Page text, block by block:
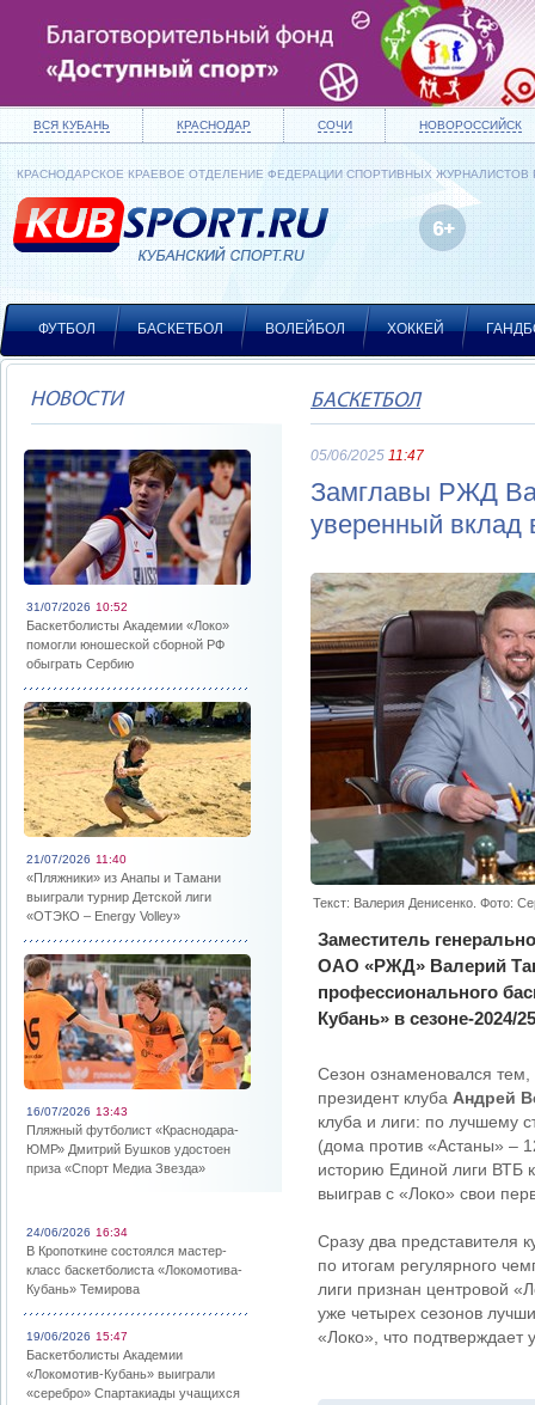
ВСЯ КУБАНЬ КРАСНОДАР СОЧИ НОВОРОССИЙСК
КРАСНОДАРСКОЕ КРАЕВОЕ ОТДЕЛЕНИЕ ФЕДЕРАЦИИ СПОРТИВНЫХ ЖУРНАЛИСТОВ
ФУТБОЛ БАСКЕТБОЛ ВОЛЕЙБОЛ ХОККЕЙ
НОВОСТИ
31/07/2026 10:52
Баскетболисты Академии «Локо»
помогли юношеской сборной РФ
обыграть Сербию
21/07/2026 11:40
«Пляжники» из Анапы и Тамани
выиграли турнир Детской лиги
«ОТЭКО – Energy Volley»
16/07/2026 13:43
Пляжный футболист «Краснодара-
ЮМР» Дмитрий Бушков удостоен
приза «Спорт Медиа Звезда»
24/06/2026 16:34
В Кропоткине состоялся мастер-
класс баскетболиста «Локомотива-
Кубань» Темирова
19/06/2026 15:47
Баскетболисты Академии
«Локомотив-Кубань» выиграли
«серебро» Спартакиады учащихся
БАСКЕТБОЛ
05/06/2025 11:47
Замглавы РЖД
уверенный вклад
Текст: Валерия Денисенко. Фото:
Заместитель
ОАО «РЖД» Валерий
профессионального
Кубань» в сезоне-2024/
Сезон ознаменовался тем,
президент клуба Андрей
клуба и лиги: по лучшему
(дома против «Астаны» –
историю Единой лиги ВТБ
выиграв с «Локо» свои
Сразу два представителя
по итогам регулярного
лиги признан центровой
уже четырех сезонов
«Локо», что подтверждает